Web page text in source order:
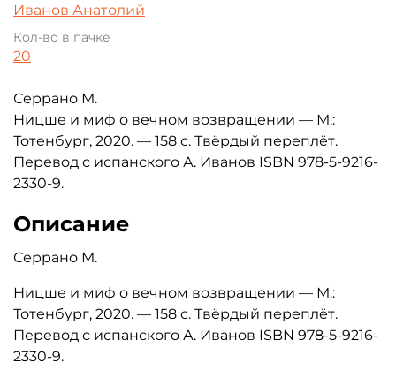
Иванов Анатолий
Кол-во в пачке
20
Серрано М.
Ницше и миф о вечном возвращении — М.:
Тотенбург, 2020. — 158 с. Твёрдый переплёт.
Перевод с испанского А. Иванов ISBN 978-5-9216-
2330-9.
Описание
Серрано М.
Ницше и миф о вечном возвращении — М.:
Тотенбург, 2020. — 158 с. Твёрдый переплёт.
Перевод с испанского А. Иванов ISBN 978-5-9216-
2330-9.